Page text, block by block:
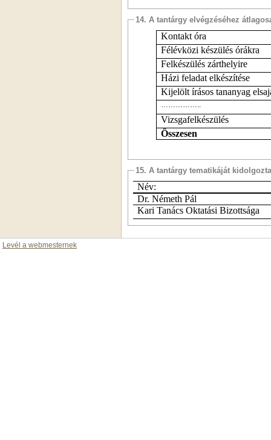
14. A tantárgy elvégzéséhez
Kontakt óra
Félévközi készülés órákra
Felkészülés zárthelyire
Házi feladat elkészítése
Kijelölt írásos tananyag
……………..
Vizsgafelkészülés
Összesen
15. A tantárgy tematikáját kidolgozta
Név:
Dr. Németh Pál
Kari Tanács Oktatási Bizottsága
Levél a webmesternek